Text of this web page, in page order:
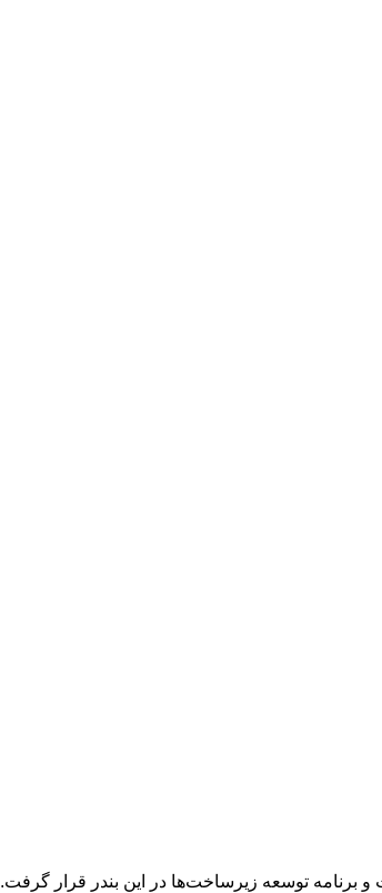
و برنامه توسعه زیرساخت‌ها در این بندر قرار گرفت.